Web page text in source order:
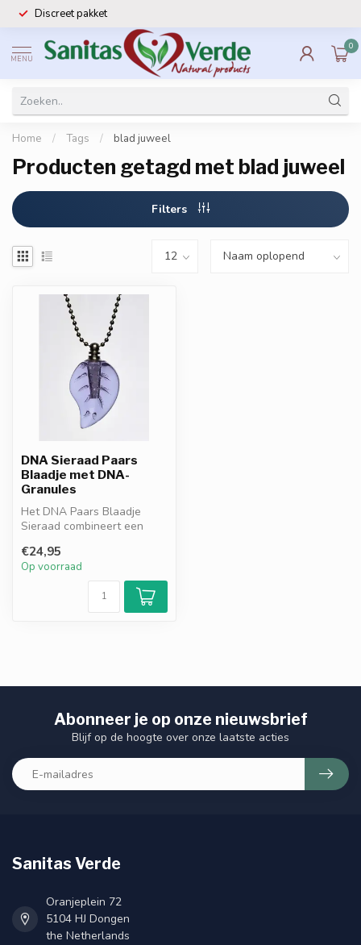
Discreet pakket
MENU
0
Home / Tags / blad juweel
Producten getagd met blad juweel
Filters
DNA Sieraad Paars
Blaadje met DNA-
Granules
Het DNA Paars Blaadje
Sieraad combineert een
paarse DNA-...
€24,95
Op voorraad
Abonneer je op onze nieuwsbrief
Blijf op de hoogte over onze laatste acties
Sanitas Verde
Oranjeplein 72
5104 HJ Dongen
the Netherlands